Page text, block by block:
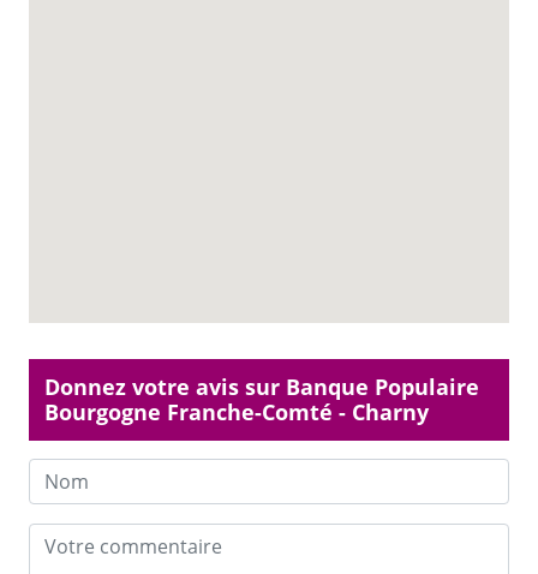
Donnez votre avis sur Banque Populaire
Bourgogne Franche-Comté - Charny